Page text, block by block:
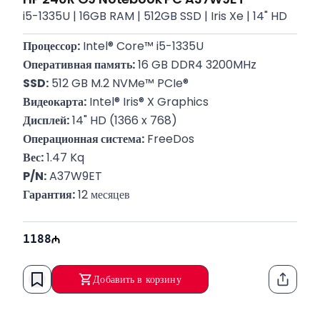
i5-1335U | 16GB RAM | 512GB SSD | Iris Xe | 14" HD
Процессор: Intel® Core™ i5-1335U
Оперативная память: 16 GB DDR4 3200MHz
SSD: 512 GB M.2 NVMe™ PCIe®
Видеокарта: Intel® Iris® X Graphics
Дисплей: 14" HD (1366 x 768)
Операционная система: FreeDos
Вес: 1.47 Kq
P/N: A37W9ET
Гарантия: 12 месяцев
1188
Добавить в корзину